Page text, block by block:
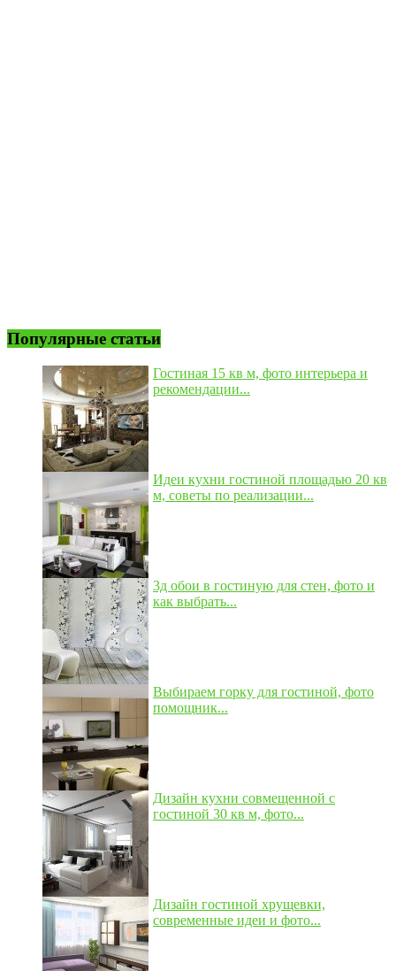
Популярные статьи
Гостиная 15 кв м, фото интерьера и
рекомендации...
Идеи кухни гостиной площадью 20 кв
м, советы по реализации...
3д обои в гостиную для стен, фото и
как выбрать...
Выбираем горку для гостиной, фото
помощник...
Дизайн кухни совмещенной с
гостиной 30 кв м, фото...
Дизайн гостиной хрущевки,
современные идеи и фото...